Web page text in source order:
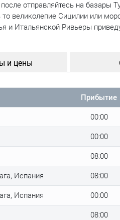
отправляйтесь на базары
великолепие Сицилии или
и Итальянской Ривьеры
и цены
Прибытие
00:00
00:00
08:00
Испания 08:00
Испания 00:00
08:00